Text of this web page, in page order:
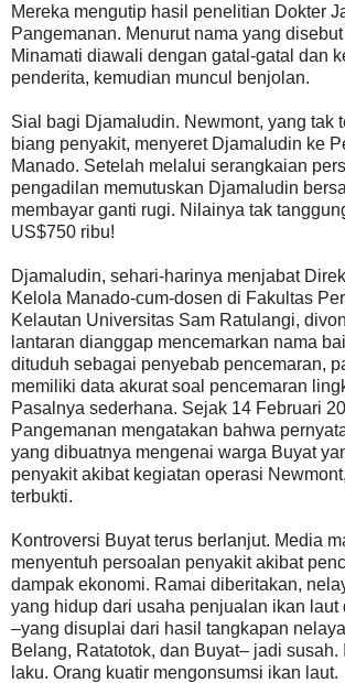
Mereka mengutip hasil penelitian Dokter
Pangemanan. Menurut nama yang
Minamati diawali dengan gatal-gatal dan
penderita, kemudian muncul benjolan.
Sial bagi Djamaludin. Newmont, yang tak
biang penyakit, menyeret Djamaludin ke
Manado. Setelah melalui serangkaian
pengadilan memutuskan Djamaludin
membayar ganti rugi. Nilainya tak
US$750 ribu!
Djamaludin, sehari-harinya menjabat
Kelola Manado-cum-dosen di Fakultas
Kelautan Universitas Sam Ratulangi,
lantaran dianggap mencemarkan nama
dituduh sebagai penyebab pencemaran,
memiliki data akurat soal pencemaran
Pasalnya sederhana. Sejak 14 Februari
Pangemanan mengatakan bahwa
yang dibuatnya mengenai warga Buyat
penyakit akibat kegiatan operasi
terbukti.
Kontroversi Buyat terus berlanjut. Media
menyentuh persoalan penyakit akibat
dampak ekonomi. Ramai diberitakan,
yang hidup dari usaha penjualan ikan laut
–yang disuplai dari hasil tangkapan
Belang, Ratatotok, dan Buyat– jadi susah.
laku. Orang kuatir mengonsumsi ikan laut.